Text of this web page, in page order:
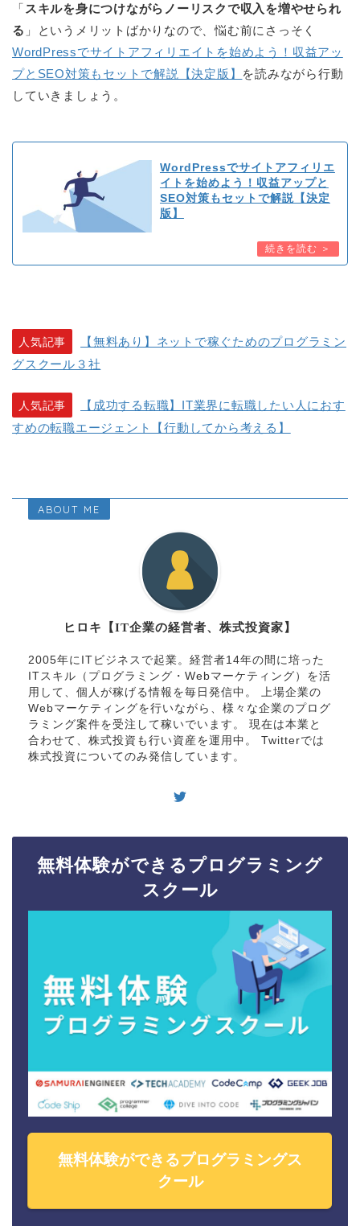
「 スキルを身につけながらノーリスクで収入を増やせられ
る 」というメリットばかりなので、悩む前にさっそく
WordPressでサイトアフィリエイトを始めよう！収益アッ
プとSEO対策もセットで解説【決定版】 を読みながら行動
していきましょう。
WordPressでサイトアフィリエ
イトを始めよう！収益アップと
SEO対策もセットで解説【決定
版】
人気記事
【無料あり】ネットで稼ぐためのプログラミン
グスクール３ 社
人気記事
【成功する転職】IT業界に転職したい人におす
すめの転職エージェント【行動してから考える】
ABOUT ME
ヒロキ【IT企業の経営者、株式投資家】
2005年にITビジネスで起業。経営者14年の間に培った
ITスキル（プログラミング・Webマーケティング）を活
用して、個人が稼げる情報を毎日発信中。 上場企業の
Webマーケティングを行いながら、様々な企業のプログ
ラミング案件を受注して稼いでいます。 現在は本業と
合わせて、株式投資も行い資産を運用中。 Twitterでは
株式投資についてのみ発信しています。
無料体験ができるプログラミング
スクール
無料体験ができるプログラミングス
クール